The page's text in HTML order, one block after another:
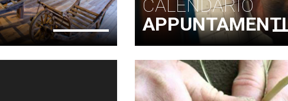
CALENDARIO
APPUNTAMENTI